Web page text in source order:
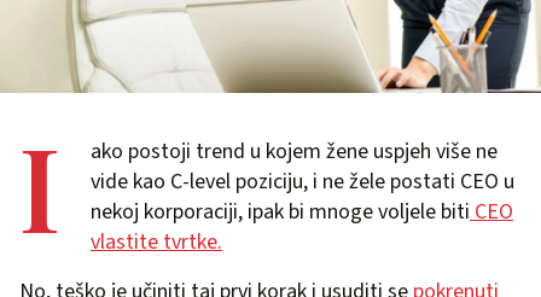
I
ako postoji trend u kojem žene uspjeh više ne
vide kao C-level poziciju, i ne žele postati CEO u
nekoj korporaciji, ipak bi mnoge voljele biti CEO
vlastite tvrtke.